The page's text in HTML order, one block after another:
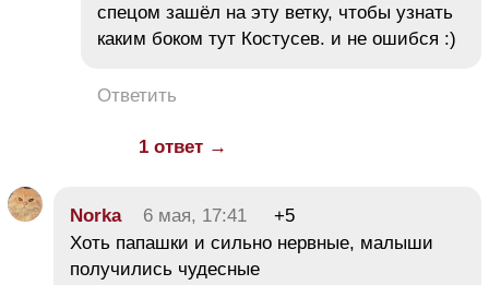
спецом зашёл на эту ветку, чтобы узнать
каким боком тут Костусев. и не ошибся :)
Ответить
1 ответ →
Norka 6 мая, 17:41
+5
Хоть папашки и сильно нервные, малыши
получились чудесные